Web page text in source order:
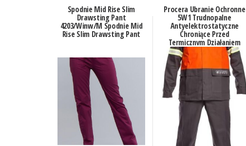
Spodnie Mid Rise Slim
Drawsting Pant
4203/Winw/M Spodnie Mid
Rise Slim Drawsting Pant
Procera Ubranie Ochronne
5W1 Trudnopalne
Antyelektrostatyczne
Chroniące Przed
Termicznym Działaniem
Łuku Elektrycznego Oraz
Chemikaliami Odpowiednie
D